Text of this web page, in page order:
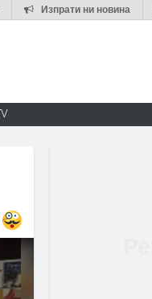
Изпрати ни новина